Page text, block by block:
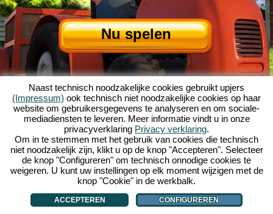
Nu spelen
Over My Free Farm|Het verhaal van dit browserspel|De mogelijkheden
AGV|Impressum|Privacybeleid|Regels| Forum|Support|
My Free Farm 2 App |Google Play|App Store|
Browsergames - Upjers.com| Cookies beheren
Naast technisch noodzakelijke cookies gebruikt upjers
(Impressum) ook technisch niet noodzakelijke cookies op haar
website om gebruikersgegevens te analyseren en om sociale-
mediadiensten te leveren. Meer informatie vindt u in onze
privacyverklaring Privacy verklaring.
Om in te stemmen met het gebruik van cookies die technisch
niet noodzakelijk zijn, klikt u op de knop "Accepteren". Selecteer
de knop "Configureren" om technisch onnodige cookies te
weigeren. U kunt uw instellingen op elk moment wijzigen met de
knop "Cookie" in de werkbalk.
ACCEPTEREN CONFIGUREREN